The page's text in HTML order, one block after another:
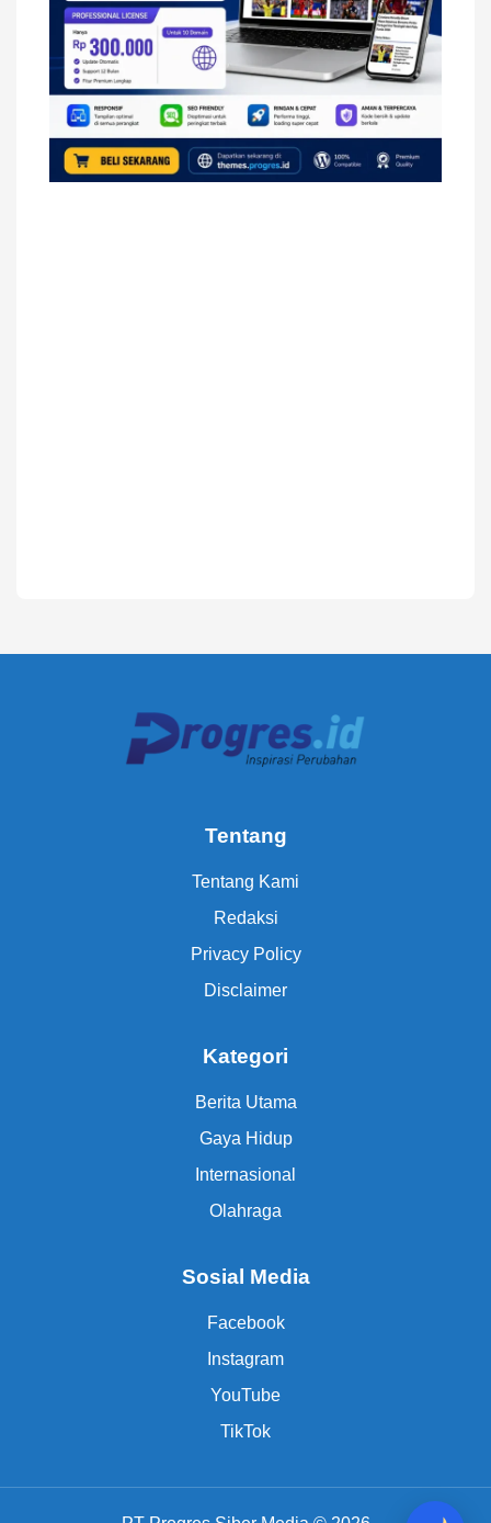
Tentang
Tentang Kami
Redaksi
Privacy Policy
Disclaimer
Kategori
Berita Utama
Gaya Hidup
Internasional
Olahraga
Sosial Media
Facebook
Instagram
YouTube
TikTok